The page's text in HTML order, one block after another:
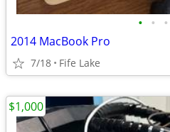
• • •
2014 MacBook Pro
7/18 Fife Lake
$1,000